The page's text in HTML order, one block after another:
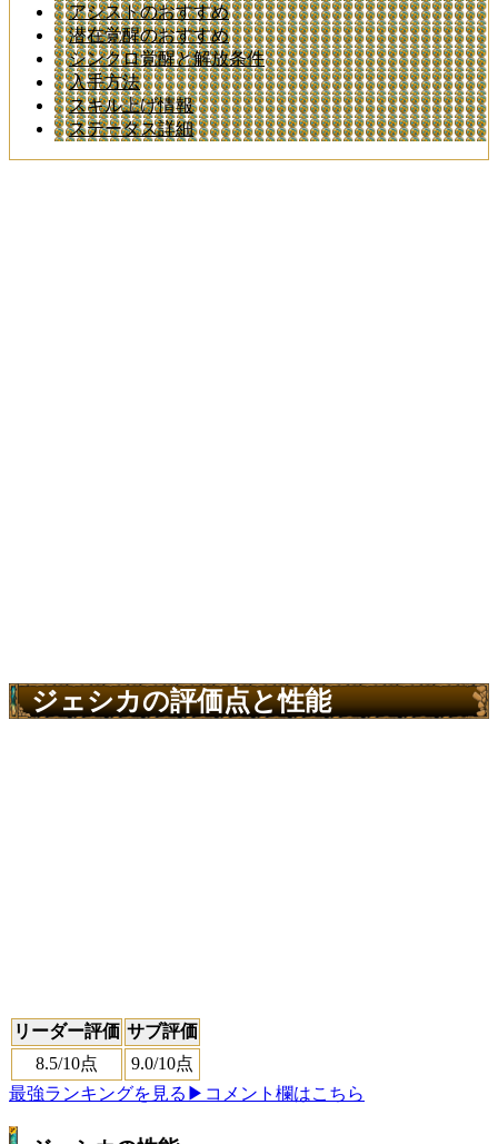
アシストのおすすめ
潜在覚醒のおすすめ
シンクロ覚醒と解放条件
入手方法
スキル上げ情報
ステータス詳細
ジェシカの評価点と性能
リーダー評価 サブ評価
8.5/10点 9.0/10点
最強ランキングを見る ▶コメント欄はこちら